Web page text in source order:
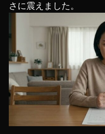
さに震えました。